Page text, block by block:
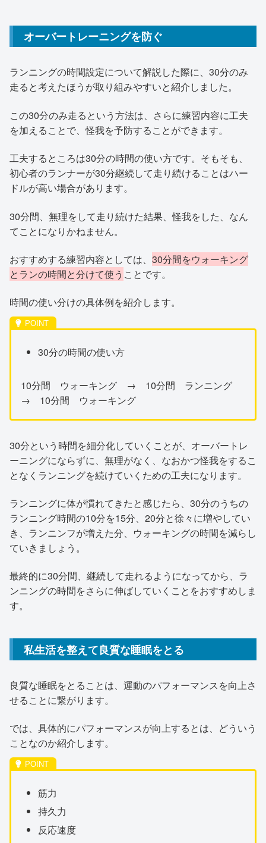
オーバートレーニングを防ぐ
ランニングの時間設定について解説した際に、30分のみ
走ると考えたほうが取り組みやすいと紹介しました。
この30分のみ走るという方法は、さらに練習内容に工夫
を加えることで、怪我を予防することができます。
工夫するところは30分の時間の使い方です。そもそも、
初心者のランナーが30分継続して走り続けることはハー
ドルが高い場合があります。
30分間、無理をして走り続けた結果、怪我をした、なん
てことになりかねません。
おすすめする練習内容としては、 30分間をウォーキング
とランの時間と分けて使う ことです。
時間の使い分けの具体例を紹介します。
30分の時間の使い方
10分間 ウォーキング → 10分間 ランニング
→ 10分間 ウォーキング
30分という時間を細分化していくことが、オーバートレ
ーニングにならずに、無理がなく、なおかつ怪我をするこ
となくランニングを続けていくための工夫になります。
ランニングに体が慣れてきたと感じたら、30分のうちの
ランニング時間の10分を15分、20分と徐々に増やしてい
き、ランニンフが増えた分、ウォーキングの時間を減らし
ていきましょう。
最終的に30分間、継続して走れるようになってから、ラ
ンニングの時間をさらに伸ばしていくことをおすすめしま
す。
私生活を整えて良質な睡眠をとる
良質な睡眠をとることは、運動のパフォーマンスを向上さ
せることに繋がります。
では、具体的にパフォーマンスが向上するとは、どういう
ことなのか紹介します。
筋力
持久力
反応速度